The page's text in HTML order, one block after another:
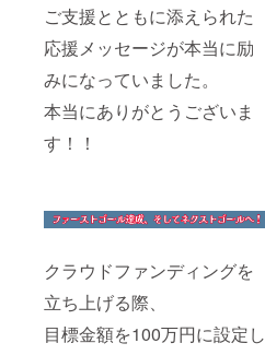
ご支援とともに添えられた
応援メッセージが本当に励
みになっていました。
本当にありがとうございま
す！！
クラウドファンディングを
立ち上げる際、
目標金額を100万円に設定し